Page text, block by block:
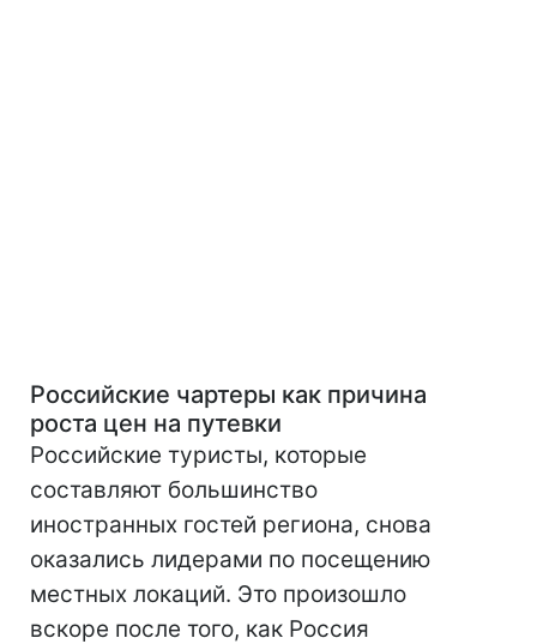
Российские чартеры как причина
роста цен на путевки
Российские туристы, которые
составляют большинство
иностранных гостей региона, снова
оказались лидерами по посещению
местных локаций. Это произошло
вскоре после того, как Россия